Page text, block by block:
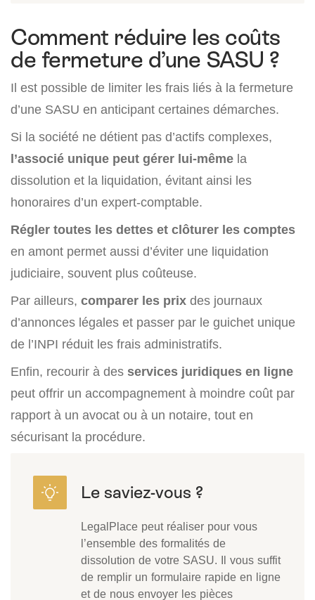
Comment réduire les coûts
de fermeture d’une SASU ?
Il est possible de limiter les frais liés à la fermeture
d’une SASU en anticipant certaines démarches.
Si la société ne détient pas d’actifs complexes,
l’associé unique peut gérer lui-même la
dissolution et la liquidation, évitant ainsi les
honoraires d’un expert-comptable.
Régler toutes les dettes et clôturer les comptes
en amont permet aussi d’éviter une liquidation
judiciaire, souvent plus coûteuse.
Par ailleurs, comparer les prix des journaux
d’annonces légales et passer par le guichet unique
de l’INPI réduit les frais administratifs.
Enfin, recourir à des services juridiques en ligne
peut offrir un accompagnement à moindre coût par
rapport à un avocat ou à un notaire, tout en
sécurisant la procédure.
LegalPlace peut réaliser pour vous
l’ensemble des formalités de
dissolution de votre SASU. Il vous suffit
de remplir un formulaire rapide en ligne
et de nous envoyer les pièces